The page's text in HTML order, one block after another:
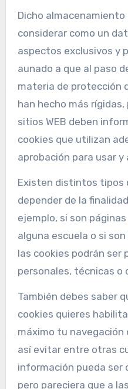
Dicho almacenamiento
considerar como un
aspectos exclusivos y
aunado a que al paso
materia de protección
han hecho más
sitios WEB deben
cookies que utilizan
aprobación para usar
Existen distintos tipos
depender de la
ejemplo, si son
alguna escuela o si
las cookies podrán ser
personales, técnicas o
También debes saber
cookies quieres
máximo tu navegación
así evitar entre otras
información pueda ser
pero pareciera que a